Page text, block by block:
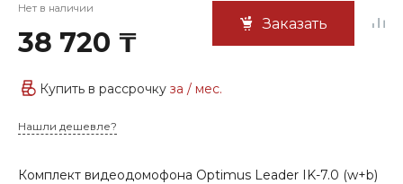
Нет в наличии
38 720 ₸
Заказать
Купить в рассрочку за / мес.
Нашли дешевле?
Комплект видеодомофона Optimus Leader IK-7.0 (w+b)